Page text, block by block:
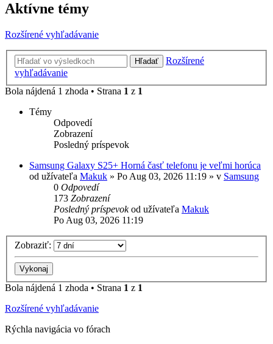
Aktívne témy
Rozšírené vyhľadávanie
Hľadať
Rozšírené
vyhľadávanie
Bola nájdená 1 zhoda • Strana 1 z 1
Témy
Odpovedí
Zobrazení
Posledný príspevok
Samsung Galaxy S25+ Horná časť telefonu je veľmi horúca
od užívateľa Makuk » Po Aug 03, 2026 11:19 » v Samsung
0 Odpovedí
173 Zobrazení
Posledný príspevokod užívateľa Makuk
Po Aug 03, 2026 11:19
Zobraziť:
Bola nájdená 1 zhoda • Strana 1 z 1
Rozšírené vyhľadávanie
Rýchla navigácia vo fórach